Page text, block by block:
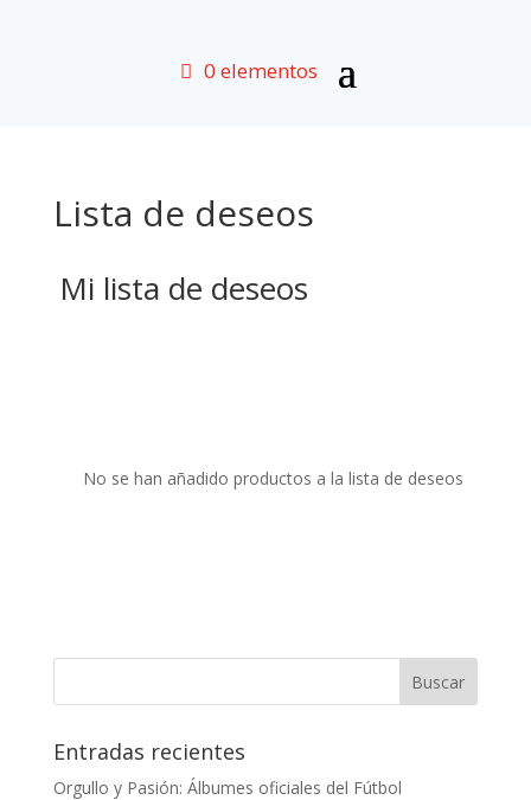
0 elementos
Lista de deseos
Mi lista de deseos
No se han añadido productos a la lista de deseos
Entradas recientes
Orgullo y Pasión: Álbumes oficiales del Fútbol